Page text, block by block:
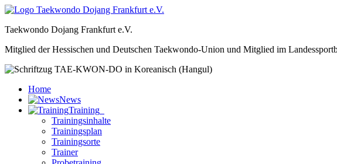
Taekwondo Dojang Frankfurt e.V.
Mitglied der Hessischen und Deutschen Taekwondo-Union und Mitglied im
Home
News
Training
Trainingsinhalte
Trainingsplan
Trainingsorte
Trainer